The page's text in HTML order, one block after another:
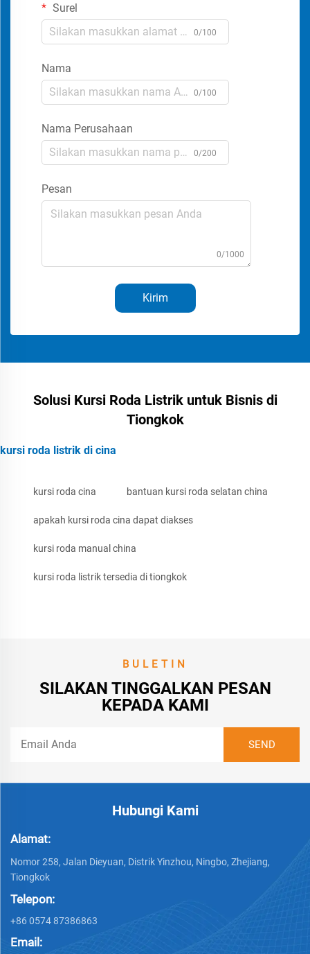
Surel
0/100
Nama
0/100
Nama Perusahaan
0/200
Pesan
0/1000
Kirim
Solusi Kursi Roda Listrik untuk Bisnis di
Tiongkok
kursi roda listrik di cina
kursi roda cina bantuan kursi roda selatan china
apakah kursi roda cina dapat diakses
kursi roda manual china
kursi roda listrik tersedia di tiongkok
BULETIN
SILAKAN TINGGALKAN PESAN
KEPADA KAMI
Hubungi Kami
Alamat:
Nomor 258, Jalan Dieyuan, Distrik Yinzhou, Ningbo, Zhejiang,
Tiongkok
Telepon:
+86 0574 87386863
Email: